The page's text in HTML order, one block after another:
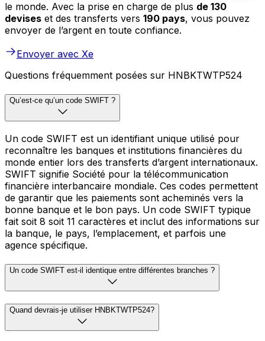
le monde. Avec la prise en charge de plus de 130
devises et des transferts vers 190 pays, vous pouvez
envoyer de l’argent en toute confiance.
Envoyer avec Xe
Questions fréquemment posées sur HNBKTWTP524
Qu’est-ce qu’un code SWIFT ?
Un code SWIFT est un identifiant unique utilisé pour
reconnaître les banques et institutions financières du
monde entier lors des transferts d’argent internationaux.
SWIFT signifie Société pour la télécommunication
financière interbancaire mondiale. Ces codes permettent
de garantir que les paiements sont acheminés vers la
bonne banque et le bon pays. Un code SWIFT typique
fait soit 8 soit 11 caractères et inclut des informations sur
la banque, le pays, l’emplacement, et parfois une
agence spécifique.
Un code SWIFT est-il identique entre différentes branches ?
Quand devrais-je utiliser HNBKTWTP524?